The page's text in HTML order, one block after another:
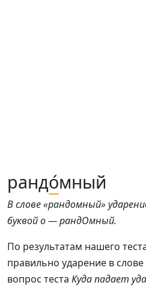
рандо́мный
В слове «рандомный»
буквой о — рандОмный.
По результатам нашего
правильно ударение в
вопрос теста Куда падает